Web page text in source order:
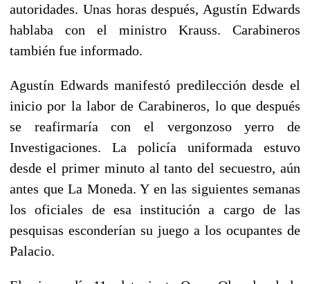
autoridades. Unas horas después, Agustín Edwards
hablaba con el ministro Krauss. Carabineros
también fue informado.
Agustín Edwards manifestó predilección desde el
inicio por la labor de Carabineros, lo que después
se reafirmaría con el vergonzoso yerro de
Investigaciones. La policía uniformada estuvo
desde el primer minuto al tanto del secuestro, aún
antes que La Moneda. Y en las siguientes semanas
los oficiales de esa institución a cargo de las
pesquisas esconderían su juego a los ocupantes de
Palacio.